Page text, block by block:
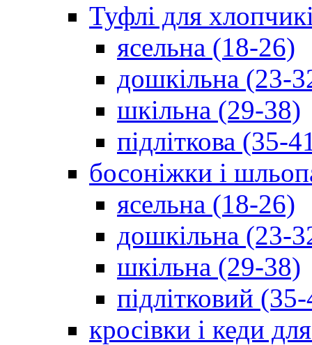
Туфлі для
ясельна (18-26)
дошкільна (23-
шкільна (29-38)
підліткова (35-
босоніжки і
ясельна (18-26)
дошкільна (23-
шкільна (29-38)
підлітковий
кросівки і кеди